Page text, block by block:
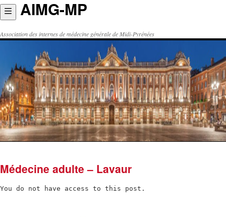
Aller
au
contenu
AIMG-MP
Association des internes de médecine générale de Midi-Pyrénées
Médecine adulte – Lavaur
You do not have access to this post.